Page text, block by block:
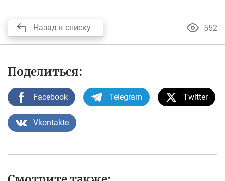
Назад к списку 552
Поделиться:
Facebook Telegram Twitter
Vkontakte